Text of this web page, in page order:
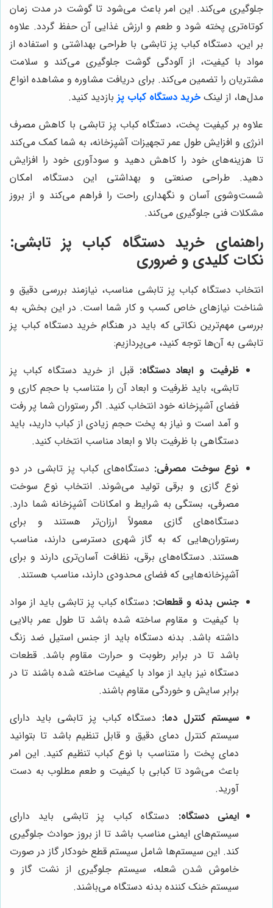
جلوگیری می‌کند. این امر باعث می‌شود تا گوشت در مدت زمان
کوتاه‌تری پخته شود و طعم و ارزش غذایی آن حفظ گردد. علاوه
بر این، دستگاه کباب پز تابشی با طراحی بهداشتی و استفاده از
مواد با کیفیت، از آلودگی گوشت جلوگیری می‌کند و سلامت
مشتریان را تضمین می‌کند. برای دریافت مشاوره و مشاهده انواع
مدل‌ها، از لینک خرید دستگاه کباب پز بازدید کنید.
علاوه بر کیفیت پخت، دستگاه کباب پز تابشی با کاهش مصرف
انرژی و افزایش طول عمر تجهیزات آشپزخانه، به شما کمک می‌کند
تا هزینه‌های خود را کاهش دهید و سودآوری خود را افزایش
دهید. طراحی صنعتی و بهداشتی این دستگاه، امکان
شست‌وشوی آسان و نگهداری راحت را فراهم می‌کند و از بروز
مشکلات فنی جلوگیری می‌کند.
راهنمای خرید دستگاه کباب پز تابشی:
نکات کلیدی و ضروری
انتخاب دستگاه کباب پز تابشی مناسب، نیازمند بررسی دقیق و
شناخت نیازهای خاص کسب و کار شما است. در این بخش، به
بررسی مهم‌ترین نکاتی که باید در هنگام خرید دستگاه کباب پز
تابشی به آن‌ها توجه کنید، می‌پردازیم:
ظرفیت و ابعاد دستگاه: قبل از خرید دستگاه کباب پز
تابشی، باید ظرفیت و ابعاد آن را متناسب با حجم کاری و
فضای آشپزخانه خود انتخاب کنید. اگر رستوران شما پر رفت
و آمد است و نیاز به پخت حجم زیادی از کباب دارید، باید
دستگاهی با ظرفیت بالا و ابعاد مناسب انتخاب کنید.
نوع سوخت مصرفی: دستگاه‌های کباب پز تابشی در دو
نوع گازی و برقی تولید می‌شوند. انتخاب نوع سوخت
مصرفی، بستگی به شرایط و امکانات آشپزخانه شما دارد.
دستگاه‌های گازی معمولاً ارزان‌تر هستند و برای
رستوران‌هایی که به گاز شهری دسترسی دارند، مناسب
هستند. دستگاه‌های برقی، نظافت آسان‌تری دارند و برای
آشپزخانه‌هایی که فضای محدودی دارند، مناسب هستند.
جنس بدنه و قطعات: دستگاه کباب پز تابشی باید از مواد
با کیفیت و مقاوم ساخته شده باشد تا طول عمر بالایی
داشته باشد. بدنه دستگاه باید از جنس استیل ضد زنگ
باشد تا در برابر رطوبت و حرارت مقاوم باشد. قطعات
دستگاه نیز باید از مواد با کیفیت ساخته شده باشند تا در
برابر سایش و خوردگی مقاوم باشند.
سیستم کنترل دما: دستگاه کباب پز تابشی باید دارای
سیستم کنترل دمای دقیق و قابل تنظیم باشد تا بتوانید
دمای پخت را متناسب با نوع کباب تنظیم کنید. این امر
باعث می‌شود تا کبابی با کیفیت و طعم مطلوب به دست
آورید.
ایمنی دستگاه: دستگاه کباب پز تابشی باید دارای
سیستم‌های ایمنی مناسب باشد تا از بروز حوادث جلوگیری
کند. این سیستم‌ها شامل سیستم قطع خودکار گاز در صورت
خاموش شدن شعله، سیستم جلوگیری از نشت گاز و
سیستم خنک کننده بدنه دستگاه می‌باشند.